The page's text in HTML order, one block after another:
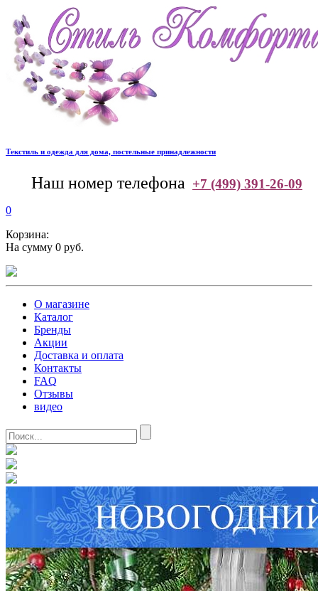
Текстиль и одежда для дома, постельные принадлежности
Наш номер телефона +7 (499) 391-26-09
0
Корзина:
На сумму 0 руб.
О магазине
Каталог
Бренды
Акции
Доставка и оплата
Контакты
FAQ
Отзывы
видео